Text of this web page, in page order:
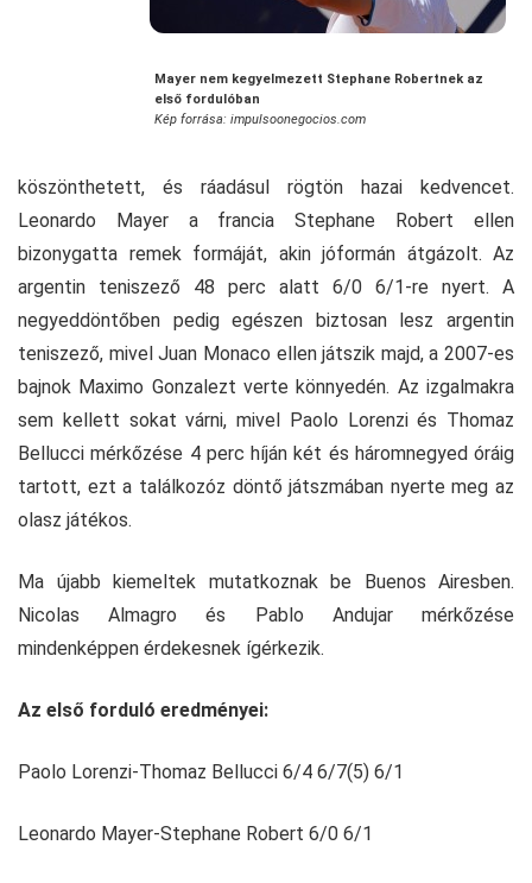
Mayer nem kegyelmezett Stephane Robertnek az
első fordulóban
Kép forrása: impulsoonegocios.com
köszönthetett, és ráadásul rögtön hazai kedvencet.
Leonardo Mayer a francia Stephane Robert ellen
bizonygatta remek formáját, akin jóformán átgázolt. Az
argentin teniszező 48 perc alatt 6/0 6/1-re nyert. A
negyeddöntőben pedig egészen biztosan lesz argentin
teniszező, mivel Juan Monaco ellen játszik majd, a 2007-es
bajnok Maximo Gonzalezt verte könnyedén. Az izgalmakra
sem kellett sokat várni, mivel Paolo Lorenzi és Thomaz
Bellucci mérkőzése 4 perc híján két és háromnegyed óráig
tartott, ezt a találkozóz döntő játszmában nyerte meg az
olasz játékos.
Ma újabb kiemeltek mutatkoznak be Buenos Airesben.
Nicolas Almagro és Pablo Andujar mérkőzése
mindenképpen érdekesnek ígérkezik.
Az első forduló eredményei:
Paolo Lorenzi-Thomaz Bellucci 6/4 6/7(5) 6/1
Leonardo Mayer-Stephane Robert 6/0 6/1